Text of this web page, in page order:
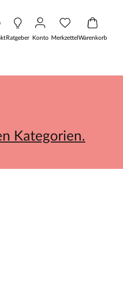
Ratgeber Konto MerkzettelWarenkorb
Kategorien.